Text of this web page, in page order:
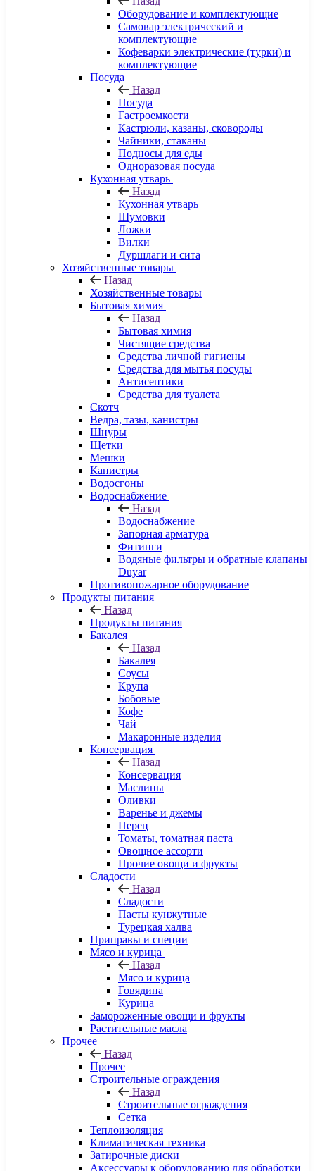
Оборудование и комплектующие
Самовар электрический и
комплектующие
Кофеварки электрические (турки) и
комплектующие
Посуда
Назад
Посуда
Гастроемкости
Кастрюли, казаны, сковороды
Чайники, стаканы
Подносы для еды
Одноразовая посуда
Кухонная утварь
Назад
Кухонная утварь
Шумовки
Ложки
Вилки
Дуршлаги и сита
Хозяйственные товары
Назад
Хозяйственные товары
Бытовая химия
Назад
Бытовая химия
Чистящие средства
Средства личной гигиены
Средства для мытья посуды
Антисептики
Средства для туалета
Скотч
Ведра, тазы, канистры
Шнуры
Щетки
Мешки
Канистры
Водосгоны
Водоснабжение
Назад
Водоснабжение
Запорная арматура
Фитинги
Водяные фильтры и обратные клапаны
Duyar
Противопожарное оборудование
Продукты питания
Назад
Продукты питания
Бакалея
Назад
Бакалея
Соусы
Крупа
Бобовые
Кофе
Чай
Макаронные изделия
Консервация
Назад
Консервация
Маслины
Оливки
Варенье и джемы
Перец
Томаты, томатная паста
Овощное ассорти
Прочие овощи и фрукты
Сладости
Назад
Сладости
Пасты кунжутные
Турецкая халва
Приправы и специи
Мясо и курица
Назад
Мясо и курица
Говядина
Курица
Замороженные овощи и фрукты
Растительные масла
Прочее
Назад
Прочее
Строительные ограждения
Назад
Строительные ограждения
Сетка
Теплоизоляция
Климатическая техника
Затирочные диски
Аксессуары к оборудованию для обработки